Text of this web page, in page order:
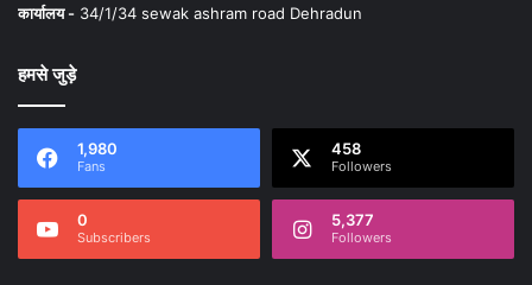
कार्यालय - 34/1/34 sewak ashram road Dehradun
हमसे जुड़े
1,980
Fans
458
Followers
0
Subscribers
5,377
Followers